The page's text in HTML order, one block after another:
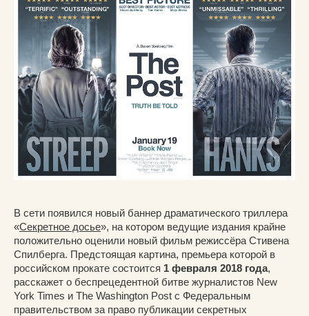
В сети появился новый баннер драматического триллера
«Секретное досье», на котором ведущие издания крайне
положительно оценили новый фильм режиссёра Стивена
Спилберга. Предстоящая картина, премьера которой в
российском прокате состоится 1 февраля 2018 года,
расскажет о беспрецедентной битве журналистов New
York Times и The Washington Post с Федеральным
правительством за право публикации секретных